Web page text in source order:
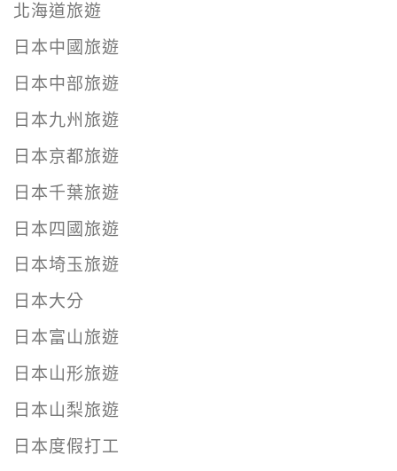
北海道旅遊
日本中國旅遊
日本中部旅遊
日本九州旅遊
日本京都旅遊
日本千葉旅遊
日本四國旅遊
日本埼玉旅遊
日本大分
日本富山旅遊
日本山形旅遊
日本山梨旅遊
日本度假打工